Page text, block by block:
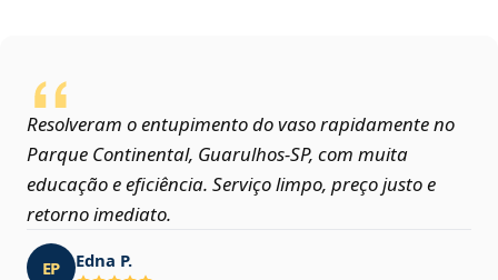
Resolveram o entupimento do vaso rapidamente no
Parque Continental, Guarulhos‑SP, com muita
educação e eficiência. Serviço limpo, preço justo e
retorno imediato.
EP Edna P.